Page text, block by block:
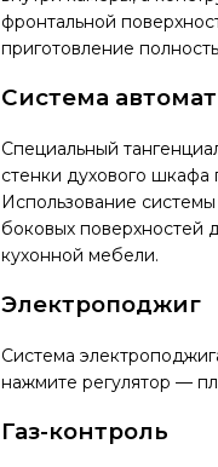
фронтальной
приготовление
Система
Специальный
стенки духового шкафа
Использование
боковых поверхностей
кухонной мебели.
Электроподжиг
Система
нажмите регулятор —
Газ-контроль